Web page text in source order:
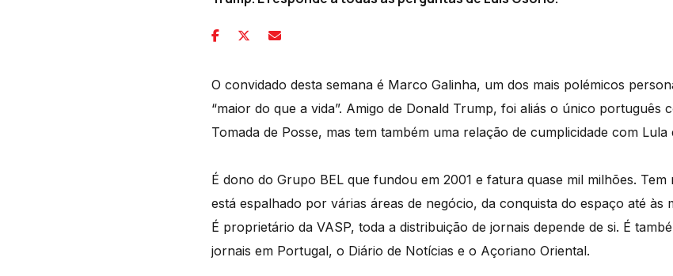
O convidado desta semana é Marco Galinha, um dos mais polémicos
“maior do que a vida”. Amigo de Donald Trump, foi aliás o único português
Tomada de Posse, mas tem também uma relação de cumplicidade com Lula
É dono do Grupo BEL que fundou em 2001 e fatura quase mil milhões. Tem
está espalhado por várias áreas de negócio, da conquista do espaço até às
É proprietário da VASP, toda a distribuição de jornais depende de si. É
jornais em Portugal, o Diário de Notícias e o Açoriano Oriental.